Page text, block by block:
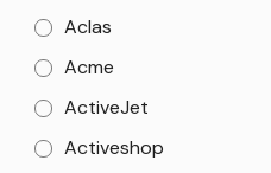
Aclas
Acme
ActiveJet
Activeshop